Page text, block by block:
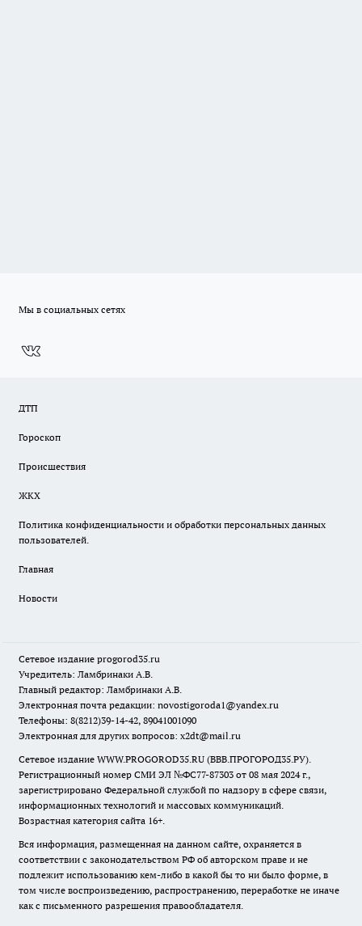
Мы в социальных сетях
ДТП
Гороскоп
Происшествия
ЖКХ
Политика конфиденциальности и обработки персональных данных
пользователей.
Главная
Новости
Сетевое издание progorod35.ru
Учредитель: Ламбринаки А.В.
Главный редактор: Ламбринаки А.В.
Электронная почта редакции: novostigoroda1@yandex.ru
Телефоны: 8(8212)39-14-42, 89041001090
Электронная для других вопросов: x2dt@mail.ru
Сетевое издание WWW.PROGOROD35.RU (ВВВ.ПРОГОРОД35.РУ).
Регистрационный номер СМИ ЭЛ №ФС77-87303 от 08 мая 2024 г.,
зарегистрировано Федеральной службой по надзору в сфере связи,
информационных технологий и массовых коммуникаций.
Возрастная категория сайта 16+.
Вся информация, размещенная на данном сайте, охраняется в
соответствии с законодательством РФ об авторском праве и не
подлежит использованию кем-либо в какой бы то ни было форме, в
том числе воспроизведению, распространению, переработке не иначе
как с письменного разрешения правообладателя.